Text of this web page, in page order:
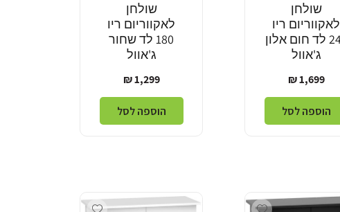
שולחן
לאקווריום ריו
240 לד חום אלון
ג'אוול
מחיר
רגיל
1,699 ₪
הוספה לסל
שולחן
לאקווריום ריו
180 לד שחור
ג'אוול
מחיר
רגיל
1,299 ₪
הוספה לסל
Add wishlist
Add wishlist